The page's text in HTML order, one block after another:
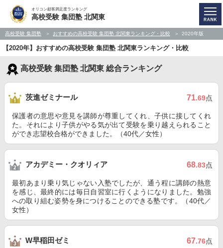
オリコン顧客満足度ランキング
高校受験 集団塾 北関東
高校受験 集団塾 おすすめの高校受験 集団塾 北関東ランキング・比較 2020年版
【2020年】おすすめの高校受験 集団塾 北関東ランキング・比較
高校受験 集団塾 北関東 総合ランキング
茨進ゼミナール 71.69点
保護者の意思や意見を講師が尊重してくれ、子供に接してくれ
た。それにより子供がやる気が出て受験を乗り越えられること
ができ志望校合格ができました。（40代／女性）
アカデミー・クオリィア 68.83点
最初あまり乗り気じゃない入塾でしたが、通う程に講師の熱意
を感じ、最終的には毎日自習室に行くようになりました。勉強
への取り組む姿勢を身につけることのできる塾です。（40代／
女性）
W早稲田ゼミ 67.76点